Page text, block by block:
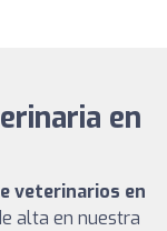
en
veterinarios en
alta en nuestra